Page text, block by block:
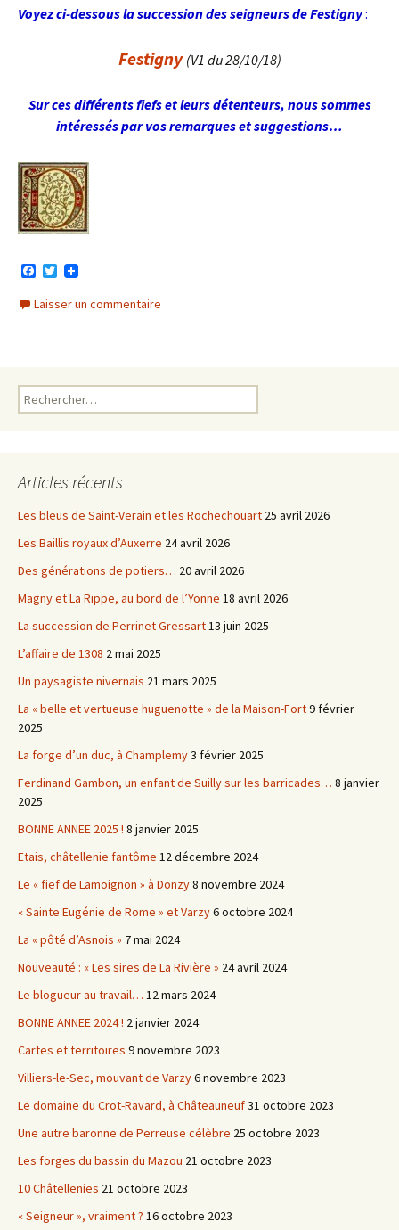
Voyez ci-dessous la succession des seigneurs de Festigny:
Festigny (V1 du 28/10/18)
Sur ces différents fiefs et leurs détenteurs, nous sommes
intéressés par vos remarques et suggestions…
c
e
T
i
t
Laisser un commentaire
Rechercher :
Articles récents
Les bleus de Saint-Verain et les Rochechouart 25 avril 2026
Les Baillis royaux d’Auxerre 24 avril 2026
Des générations de potiers… 20 avril 2026
Magny et La Rippe, au bord de l’Yonne 18 avril 2026
La succession de Perrinet Gressart13 juin 2025
L’affaire de 1308 2 mai 2025
Un paysagiste nivernais 21 mars 2025
La « belle et vertueuse huguenotte » de la Maison-Fort9 février
2025
La forge d’un duc, à Champlemy3 février 2025
Ferdinand Gambon, un enfant de Suilly sur les barricades… 8 janvier
2025
BONNE ANNEE 2025 ! 8 janvier 2025
Etais, châtellenie fantôme 12 décembre 2024
Le « fief de Lamoignon » à Donzy8 novembre 2024
« Sainte Eugénie de Rome » et Varzy6 octobre 2024
La « pôté d’Asnois » 7 mai 2024
Nouveauté : « Les sires de La Rivière » 24 avril 2024
Le blogueur au travail… 12 mars 2024
BONNE ANNEE 2024 ! 2 janvier 2024
Cartes et territoires 9 novembre 2023
Villiers-le-Sec, mouvant de Varzy6 novembre 2023
Le domaine du Crot-Ravard, à Châteauneuf31 octobre 2023
Une autre baronne de Perreuse célèbre 25 octobre 2023
Les forges du bassin du Mazou 21 octobre 2023
10 Châtellenies 21 octobre 2023
« Seigneur », vraiment ? 16 octobre 2023